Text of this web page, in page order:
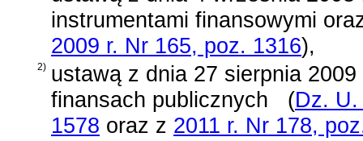
instrumentami finansowymi
2009 r. Nr 165, poz. 1316),
2) ustawą z dnia 27 sierpnia
finansach publicznych
(Dz.
1578 oraz z 2011 r. Nr 178,